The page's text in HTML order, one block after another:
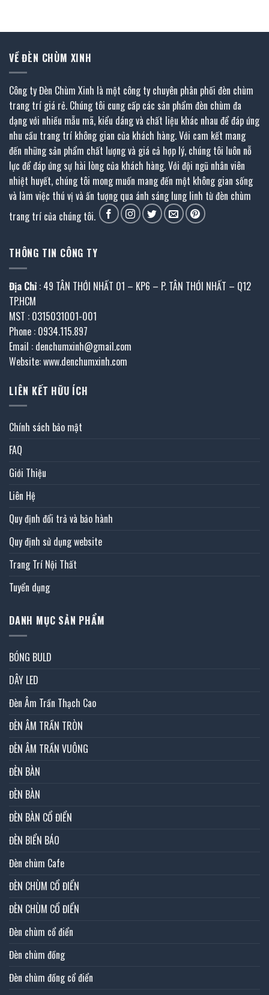
VỀ ĐÈN CHÙM XINH
Công ty Đèn Chùm Xinh là một công ty chuyên phân phối đèn chùm
trang trí giá rẻ. Chúng tôi cung cấp các sản phẩm đèn chùm đa
dạng với nhiều mẫu mã, kiểu dáng và chất liệu khác nhau để đáp ứng
nhu cầu trang trí không gian của khách hàng. Với cam kết mang
đến những sản phẩm chất lượng và giá cả hợp lý, chúng tôi luôn nỗ
lực để đáp ứng sự hài lòng của khách hàng. Với đội ngũ nhân viên
nhiệt huyết, chúng tôi mong muốn mang đến một không gian sống
và làm việc thú vị và ấn tượng qua ánh sáng lung linh từ đèn chùm
trang trí của chúng tôi.
THÔNG TIN CÔNG TY
Địa Chỉ : 49 TÂN THỚI NHẤT 01 – KP6 – P. TÂN THỚI NHẤT – Q12
TP.HCM
MST : 0315031001-001
Phone : 0934.115.897
Email : denchumxinh@gmail.com
Website: www.denchumxinh.com
LIÊN KẾT HỮU ÍCH
Chính sách bảo mật
FAQ
Giới Thiệu
Liên Hệ
Quy định đổi trả và bảo hành
Quy định sử dụng website
Trang Trí Nội Thất
Tuyển dụng
DANH MỤC SẢN PHẨM
BÓNG BULD
DÂY LED
Đèn Âm Trần Thạch Cao
ĐÈN ÂM TRẦN TRÒN
ĐÈN ÂM TRẦN VUÔNG
ĐÈN BÀN
ĐÈN BÀN
ĐÈN BÀN CỔ ĐIỂN
ĐÈN BIỂN BÁO
Đèn chùm Cafe
ĐÈN CHÙM CỔ ĐIỂN
ĐÈN CHÙM CỔ ĐIỂN
Đèn chùm cổ điển
Đèn chùm đồng
Đèn chùm đồng cổ điển